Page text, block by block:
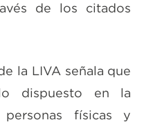
de los citados
la LIVA señala que
dispuesto en la
físicas y